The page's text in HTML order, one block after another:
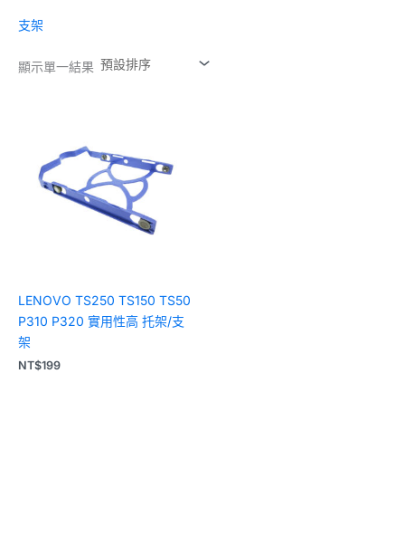
支架
顯示單一結果
LENOVO TS250 TS150 TS50
P310 P320 實用性高 托架/支
架
NT$199